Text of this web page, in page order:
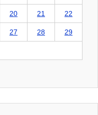
20 21 22
27 28 29